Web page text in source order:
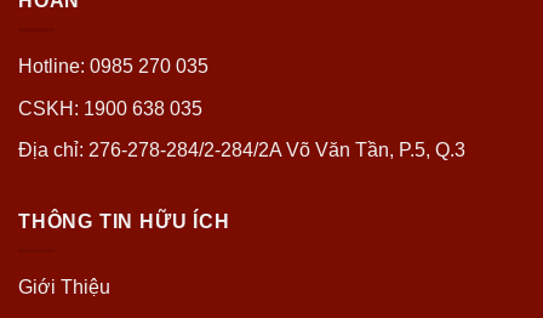
Hotline: 0985 270 035
CSKH: 1900 638 035
Địa chỉ: 276-278-284/2-284/2A Võ Văn Tần, P.5, Q.3
THÔNG TIN HỮU ÍCH
Giới Thiệu